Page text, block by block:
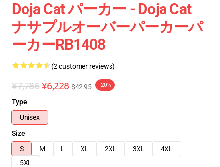
Doja Cat パーカー - Doja Cat
ナサプルオーバーパーカーパ
ーカーRB1408
(2 customer reviews)
¥7,785 ¥6,228 $42.95 -20%
Type
Unisex
Size
S
M L XL 2XL 3XL
4XL
5XL